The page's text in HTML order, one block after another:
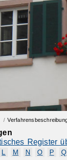
/
Register
L M N O P Q